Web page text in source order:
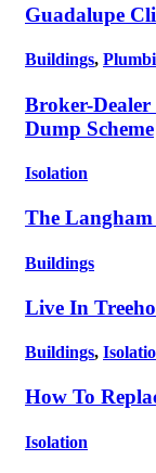
Guadalupe
Buildings,
Broker-
Dump Scheme
Isolation
The
Buildings
Live In
Buildings,
How To
Isolation